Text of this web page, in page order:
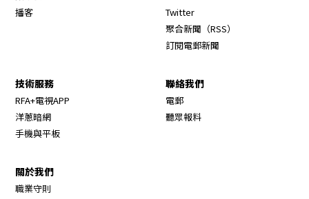
播客
Twitter
聚合新聞（RSS）
訂閱電郵新聞
技術服務
RFA+電視APP
洋蔥暗網
手機與平板
聯絡我們
電郵
聽眾報料
關於我們
職業守則